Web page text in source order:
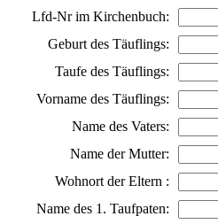
Lfd-Nr im Kirchenbuch:
Geburt des Täuflings:
Taufe des Täuflings:
Vorname des Täuflings:
Name des Vaters:
Name der Mutter:
Wohnort der Eltern :
Name des 1. Taufpaten: